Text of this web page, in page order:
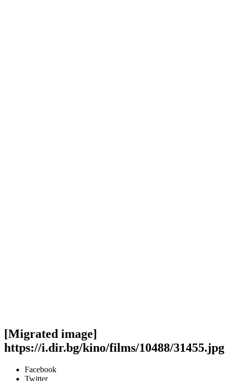
[Migrated image]
https://i.dir.bg/kino/films/10488/31455.jpg
Facebook
Twitter